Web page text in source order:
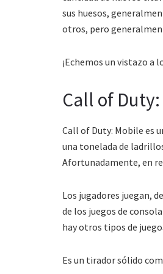
sus huesos,
otros, pero
¡Echemos un vistazo a
Call of
Call of Duty: Mobile es
una tonelada de
Afortunadamente, en
Los jugadores juegan,
de los juegos de
hay otros tipos de
Es un tirador sólido